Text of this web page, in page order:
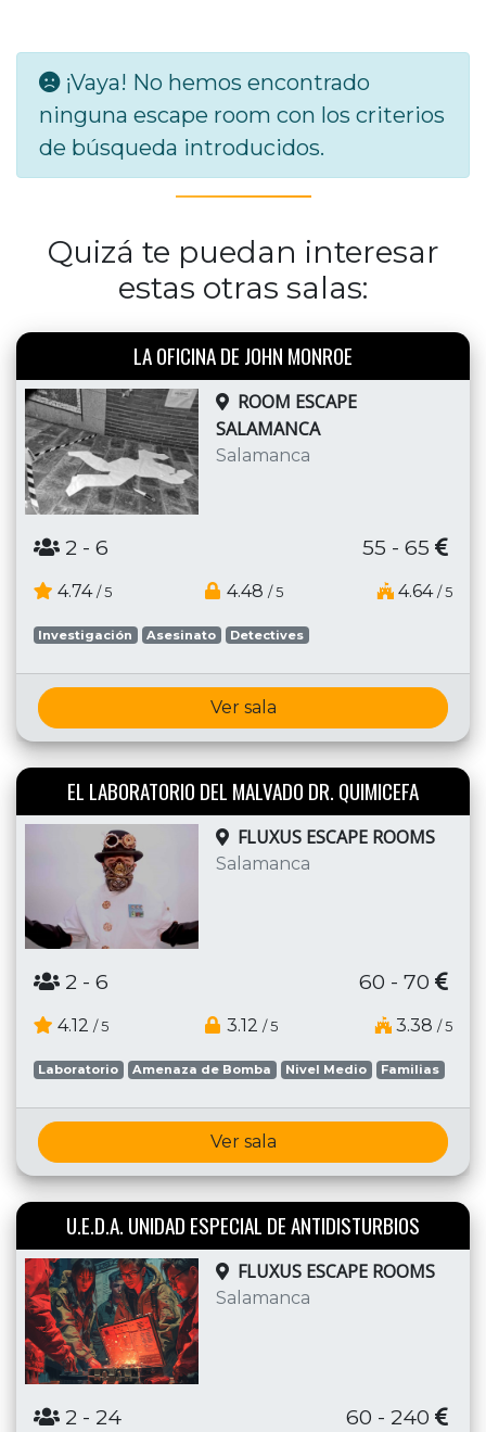
¡Vaya! No hemos encontrado
ninguna escape room con los criterios
de búsqueda introducidos.
Quizá te puedan interesar
estas otras salas:
LA OFICINA DE JOHN MONROE
ROOM ESCAPE
SALAMANCA
Salamanca
2 - 6 55 - 65
4.74 / 5 4.48 / 5 4.64 / 5
Investigación Asesinato Detectives
Ver sala
EL LABORATORIO DEL MALVADO DR. QUIMICEFA
FLUXUS ESCAPE ROOMS
Salamanca
2 - 6 60 - 70
4.12 / 5 3.12 / 5 3.38 / 5
Laboratorio Amenaza de Bomba Nivel Medio Familias
Ver sala
U.E.D.A. UNIDAD ESPECIAL DE ANTIDISTURBIOS
FLUXUS ESCAPE ROOMS
Salamanca
2 - 24 60 - 240